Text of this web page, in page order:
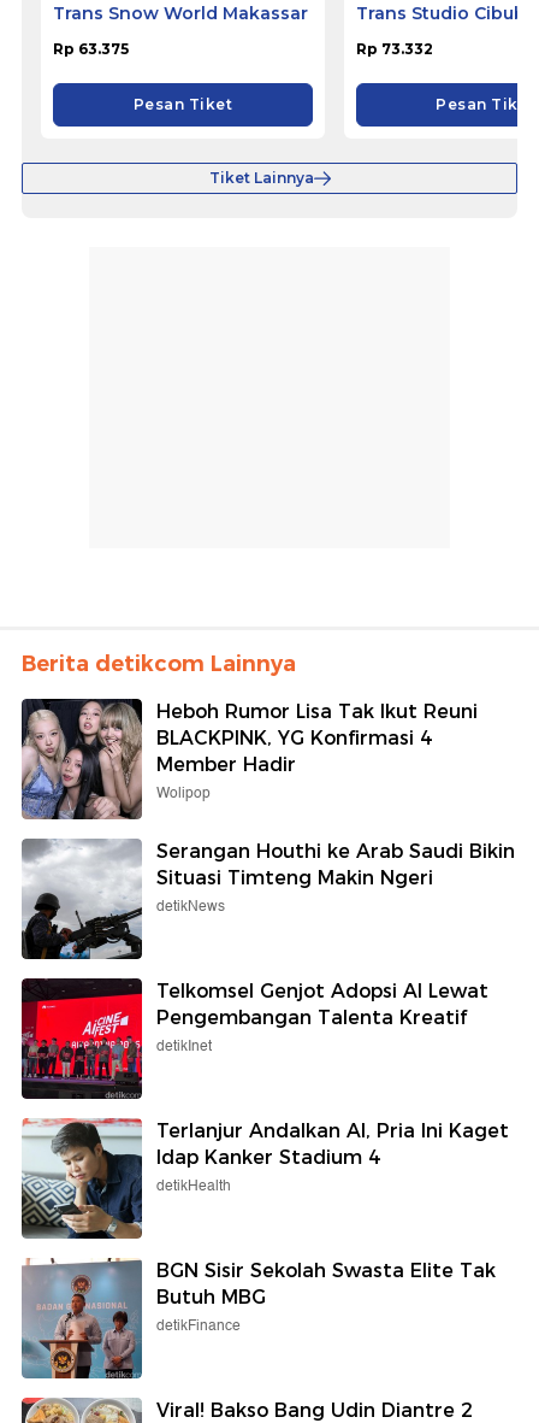
Trans Snow World Makassar
Rp 63.375
Pesan Tiket
Trans Studio
Rp 73.332
Pesan Tiket
Tiket Lainnya
Berita detikcom Lainnya
Heboh Rumor Lisa Tak Ikut Reuni
BLACKPINK, YG Konfirmasi 4
Member Hadir
Wolipop
Serangan Houthi ke Arab Saudi Bikin
Situasi Timteng Makin Ngeri
detikNews
Telkomsel Genjot Adopsi AI Lewat
Pengembangan Talenta Kreatif
detikInet
Terlanjur Andalkan AI, Pria Ini Kaget
Idap Kanker Stadium 4
detikHealth
BGN Sisir Sekolah Swasta Elite Tak
Butuh MBG
detikFinance
Viral! Bakso Bang Udin Diantre 2